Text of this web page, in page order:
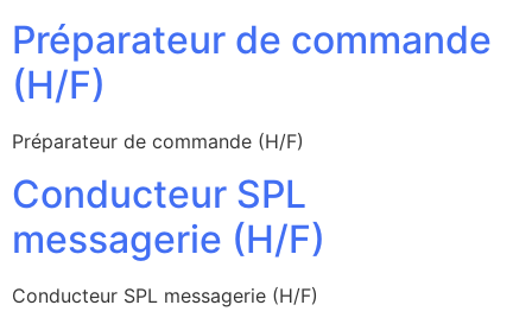
Préparateur de commande
(H/F)
Préparateur de commande (H/F)
Conducteur SPL
messagerie (H/F)
Conducteur SPL messagerie (H/F)